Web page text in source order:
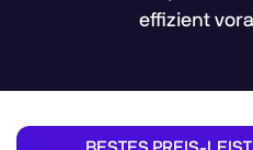
effizient